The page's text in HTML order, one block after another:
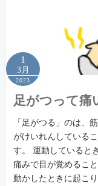
1
3月
2023
足がつって痛
「足がつる」のは、
がけいれんしている
す。 運動していると
痛みで目が覚めるこ
動かしたときに起こ